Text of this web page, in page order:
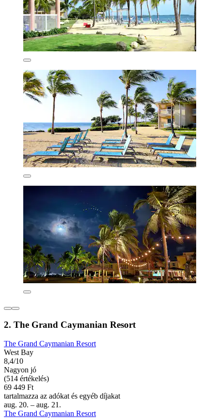
2. The Grand Caymanian Resort
The Grand Caymanian Resort
West Bay
8,4/10
Nagyon jó
(514 értékelés)
69 449 Ft
tartalmazza az adókat és egyéb díjakat
aug. 20. – aug. 21.
The Grand Caymanian Resort